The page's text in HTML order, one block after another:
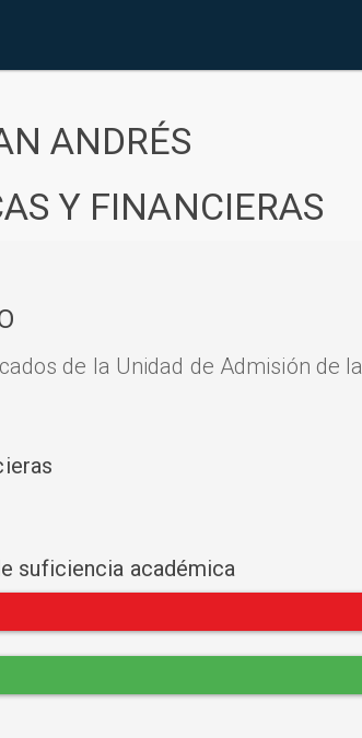
ANDRÉS
Y FINANCIERAS
de la Unidad de Admisión de la
suficiencia académica